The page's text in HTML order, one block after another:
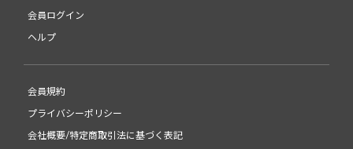
会員ログイン
ヘルプ
会員規約
プライバシーポリシー
会社概要/特定商取引法に基づく表記